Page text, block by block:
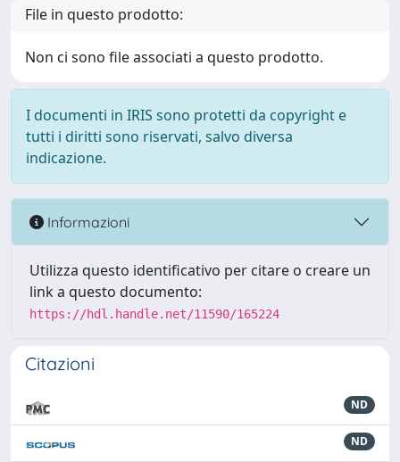
File in questo prodotto:
Non ci sono file associati a questo prodotto.
I documenti in IRIS sono protetti da copyright e
tutti i diritti sono riservati, salvo diversa
indicazione.
Informazioni
Utilizza questo identificativo per citare o creare un
link a questo documento:
https://hdl.handle.net/11590/165224
Citazioni
ND
ND